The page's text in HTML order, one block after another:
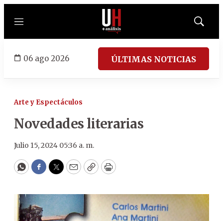
Menú
Mostrar
06 ago 2026 ÚLTIMAS NOTICIAS
Arte y Espectáculos
Novedades literarias
Julio 15, 2024 05:36 a. m.
WhatsApp
Facebook
Twitter
EmailCopyPrint